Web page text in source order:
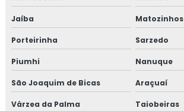
Proteção passiva de cabos
Proteção passiva estrutura metálica
Proteção passiva para cabos elétricos
Proteção passiva pfp
Jaíba Matozinhos
Porteirinha Sarzedo
Piumhi Nanuque
São Joaquim de Bicas Araçuaí
Várzea da Palma Taiobeiras